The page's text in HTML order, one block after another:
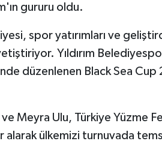
gururu oldu.
spor yatırımları ve
Yıldırım
düzenlenen Black Sea
ve Meyra Ulu, Türkiye Yüzme
alarak ülkemizi turnuvada